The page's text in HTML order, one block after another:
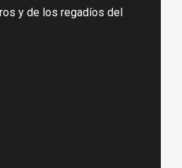
y de los regadíos del